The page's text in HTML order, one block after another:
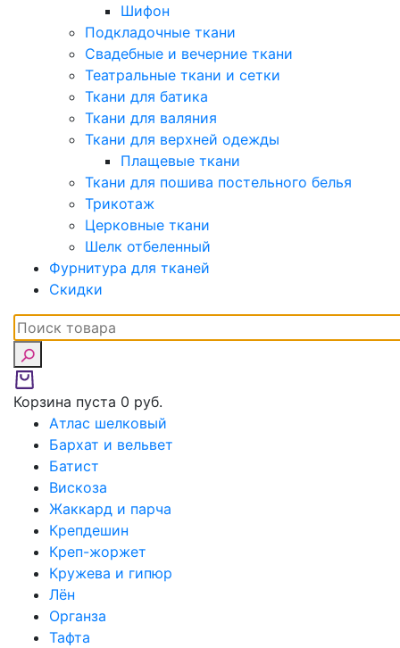
Шифон
Подкладочные ткани
Свадебные и вечерние ткани
Театральные ткани и сетки
Ткани для батика
Ткани для валяния
Ткани для верхней одежды
Плащевые ткани
Ткани для пошива постельного белья
Трикотаж
Церковные ткани
Шелк отбеленный
Фурнитура для тканей
Скидки
Корзина пуста 0 руб.
Атлас шелковый
Бархат и вельвет
Батист
Вискоза
Жаккард и парча
Крепдешин
Креп-жоржет
Кружева и гипюр
Лён
Органза
Тафта